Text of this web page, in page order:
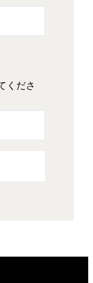
くださ